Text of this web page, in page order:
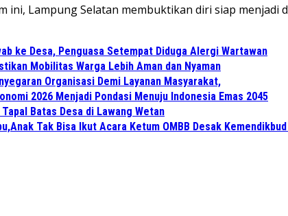
Lampung Selatan membuktikan diri siap
ke Desa, Penguasa Setempat Diduga Alergi Wartawan
Mobilitas Warga Lebih Aman dan Nyaman
Organisasi Demi Layanan Masyarakat,
2026 Menjadi Pondasi Menuju Indonesia Emas 2045
Batas Desa di Lawang Wetan
Tak Bisa Ikut Acara Ketum OMBB Desak